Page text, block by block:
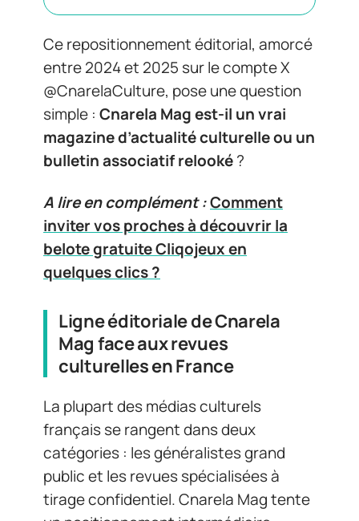
Ce repositionnement éditorial, amorcé
entre 2024 et 2025 sur le compte X
@CnarelaCulture, pose une question
simple : Cnarela Mag est-il un vrai
magazine d’actualité culturelle ou un
bulletin associatif relooké?
A lire en complément :Comment
inviter vos proches à découvrir la
belote gratuite Cliqojeux en
quelques clics ?
Ligne éditoriale de Cnarela
Mag face aux revues
culturelles en France
La plupart des médias culturels
français se rangent dans deux
catégories : les généralistes grand
public et les revues spécialisées à
tirage confidentiel. Cnarela Mag tente